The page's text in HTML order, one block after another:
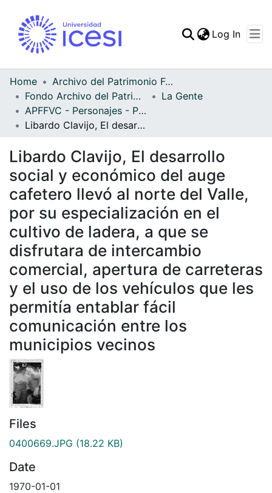
Statistics
Log In
Home
Archivo del Patrimonio Fotográfico y Fílmico del Valle del Cauca
Fondo Archivo del Patrimonio Fotográfico y Fílmico del Valle del Cauca
La Gente
APFFVC - Personajes - Patrimonial
Libardo Clavijo, El desarrollo social y económico del auge cafetero llevó al norte del Valle, por su especialización en el cultivo de ladera, a que se disfrutara de intercambio comercial, apertura de carreteras y el uso de los vehículos que les permitía entablar fácil comunicación entre los municipios vecinos
Libardo Clavijo, El desarrollo
social y económico del auge
cafetero llevó al norte del Valle,
por su especialización en el
cultivo de ladera, a que se
disfrutara de intercambio
comercial, apertura de carreteras
y el uso de los vehículos que les
permitía entablar fácil
comunicación entre los
municipios vecinos
Files
0400669.JPG (18.22 KB)
Date
1970-01-01